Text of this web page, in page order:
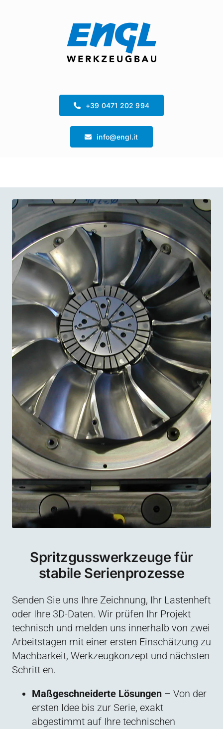
+39 0471 202 994
info@engl.it
Spritzgusswerkzeuge für
stabile Serienprozesse
Senden Sie uns Ihre Zeichnung, Ihr Lastenheft
oder Ihre 3D-Daten. Wir prüfen Ihr Projekt
technisch und melden uns innerhalb von zwei
Arbeitstagen mit einer ersten Einschätzung zu
Machbarkeit, Werkzeugkonzept und nächsten
Schritt en.
Maßgeschneiderte Lösungen– Von der
ersten Idee bis zur Serie, exakt
abgestimmt auf Ihre technischen